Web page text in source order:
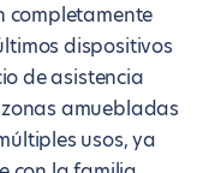
completamente
dispositivos
de asistencia
amuebladas
usos, ya